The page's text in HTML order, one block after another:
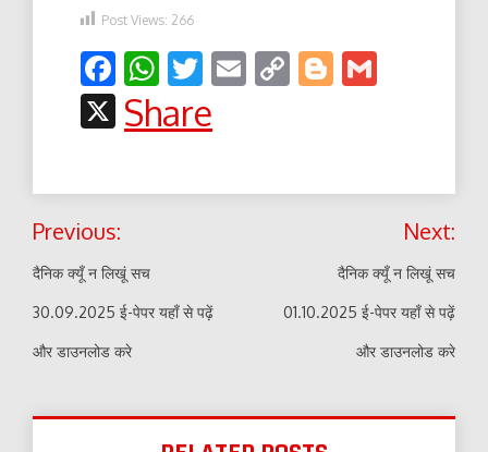
Post Views: 266
Facebook
WhatsApp
Twitter
EmailCopyBlogger
X
Share
Post
navigation
Previous:
दैनिक क्यूँ न लिखूं सच
30.09.2025 ई-पेपर यहाँ से पढ़ें
और डाउनलोड करे
Next:
दैनिक क्यूँ न लिखूं सच
01.10.2025 ई-पेपर यहाँ से पढ़ें
और डाउनलोड करे